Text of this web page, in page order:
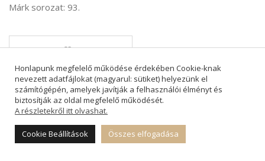
Márk sorozat: 93.
1
AZ ÖZVEGYASSZONY KÉT FILLÉRJE II.
MEG NE RÉMÜLJETEK – A NAGY
Honlapunk megfelelő működése érdekében Cookie-knak
nevezett adatfájlokat (magyarul: sütiket) helyezünk el
számítógépén, amelyek javítják a felhasználói élményt és
biztosítják az oldal megfelelő működését.
A részletekről itt olvashat.
Cookie Beállítások Összes elfogadása